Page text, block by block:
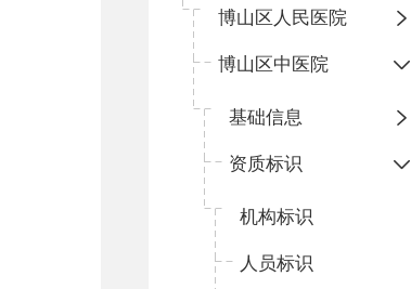
​博山区人民医院
博山区中医院
基础信息
资质标识
机构标识
人员标识